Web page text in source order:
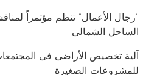
“رجال الأعمال” تنظم مؤتمراً
الساحل الشمالى
آلية تخصيص الأراضى فى
للمشروعات الصغيرة